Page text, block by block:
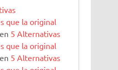
que la original
en 5 Alternativas
que la original
en 5 Alternativas